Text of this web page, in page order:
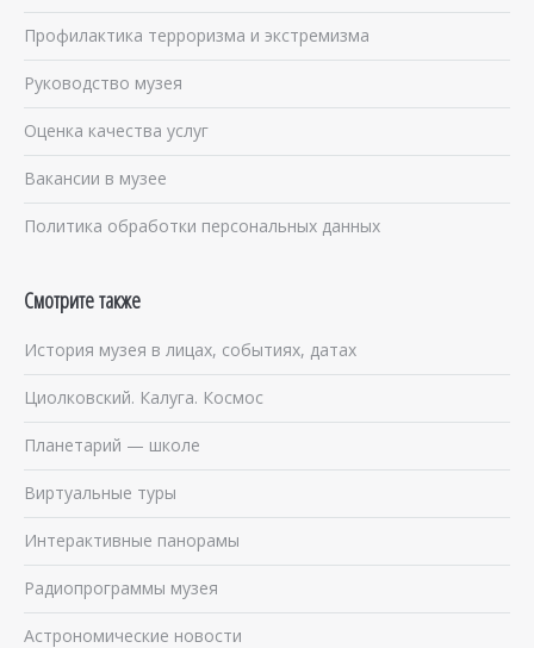
Профилактика терроризма и экстремизма
Руководство музея
Оценка качества услуг
Вакансии в музее
Политика обработки персональных данных
Смотрите также
История музея в лицах, событиях, датах
Циолковский. Калуга. Космос
Планетарий — школе
Виртуальные туры
Интерактивные панорамы
Радиопрограммы музея
Астрономические новости